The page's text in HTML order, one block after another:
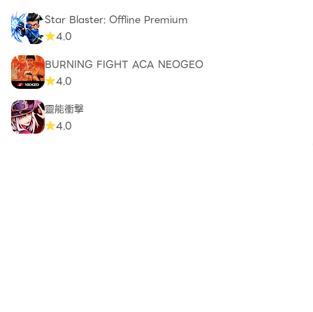
Star Blaster: Offline Premium
4.0
BURNING FIGHT ACA NEOGEO
4.0
靈能衝擊
4.0